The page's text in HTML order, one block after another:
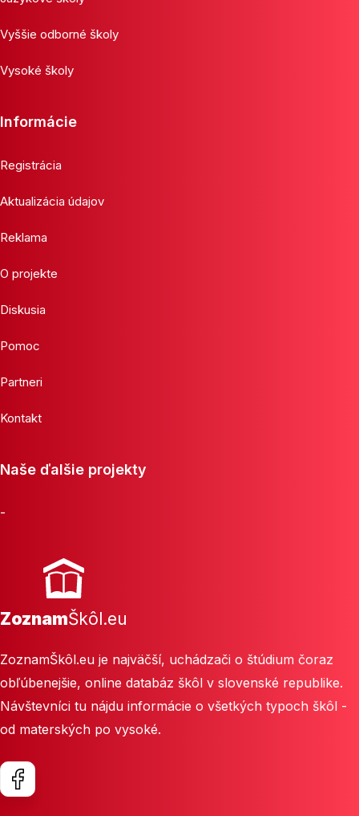
Vyššie odborné školy
Vysoké školy
Informácie
Registrácia
Aktualizácia údajov
Reklama
O projekte
Diskusia
Pomoc
Partneri
Kontakt
Naše ďalšie projekty
-
ZoznamŠkôl.eu
ZoznamŠkôl.eu je najväčší, uchádzači o štúdium čoraz
obľúbenejšie, online databáz škôl v slovenské republike.
Návštevníci tu nájdu informácie o všetkých typoch škôl -
od materských po vysoké.